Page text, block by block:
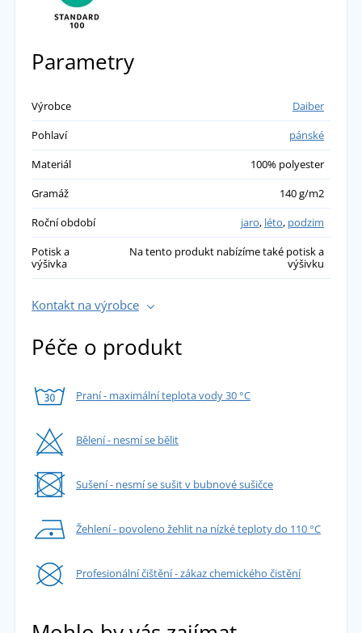
Parametry
Výrobce
Daiber
Pohlaví
pánské
Materiál
100% polyester
Gramáž
140 g/m2
Roční období
jaro, léto, podzim
Potisk a
výšivka
Na tento produkt nabízíme také potisk a
výšivku
Kontakt na výrobce
Péče o produkt
Praní - maximální teplota vody 30 °C
Bělení - nesmí se bělit
Sušení - nesmí se sušit v bubnové sušičce
Žehlení - povoleno žehlit na nízké teploty do 110 °C
Profesionální čištění - zákaz chemického čistění